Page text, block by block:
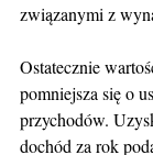
związanymi z
Ostatecznie
pomniejsza się o
przychodów.
dochód za rok